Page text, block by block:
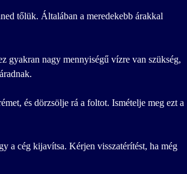
tőlük. Általában a meredekebb árakkal
gyakran nagy mennyiségű vízre van szükség,
és dörzsölje rá a foltot. Ismételje meg ezt a
a cég kijavítsa. Kérjen visszatérítést, ha még